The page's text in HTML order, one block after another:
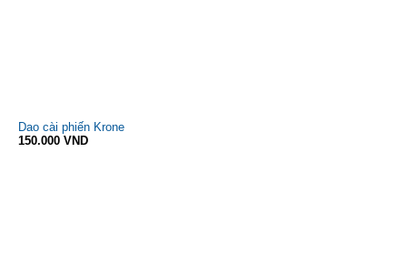
Dao cài phiến Krone
150.000 VND